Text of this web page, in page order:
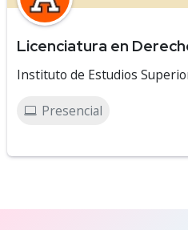
Licenciatura en
Instituto de Estudios
Presencial